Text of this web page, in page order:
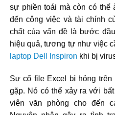
sự phiền toái mà còn có thể
đến công việc và tài chính
chất của vấn đề là bước
hiệu quả, tương tự như việc
laptop Dell Inspiron khi bị
Sự cố file Excel bị hỏng
gặp. Nó có thể xảy ra với
viên văn phòng cho đến